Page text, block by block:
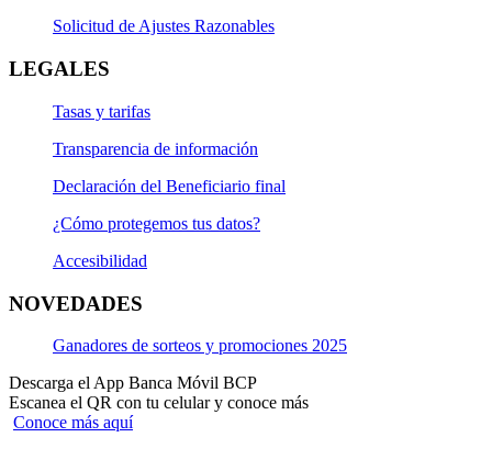
Solicitud de Ajustes Razonables
LEGALES
Tasas y tarifas
Transparencia de información
Declaración del Beneficiario final
¿Cómo protegemos tus datos?
Accesibilidad
NOVEDADES
Ganadores de sorteos y promociones 2025
Descarga el App Banca Móvil BCP
Escanea el QR con tu celular y conoce más
Conoce más aquí